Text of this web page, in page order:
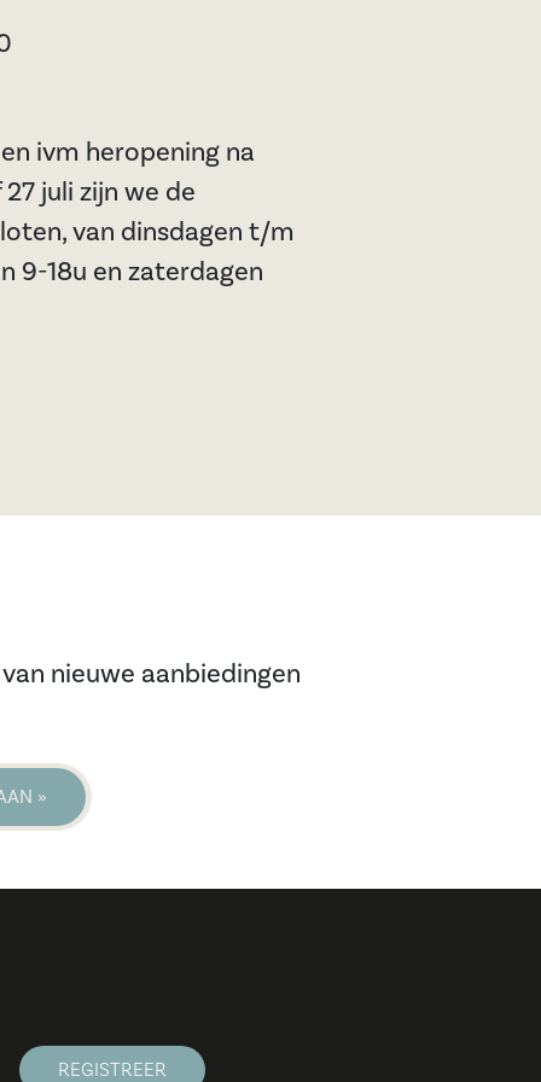
ivm heropening na
juli zijn we de
van dinsdagen t/m
9-18u en zaterdagen
nieuwe aanbiedingen
REGISTREER